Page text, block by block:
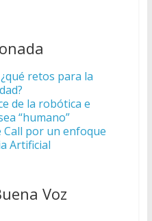
retos para la
de la robótica e
“humano”
Call por un enfoque
Artificial
Voz